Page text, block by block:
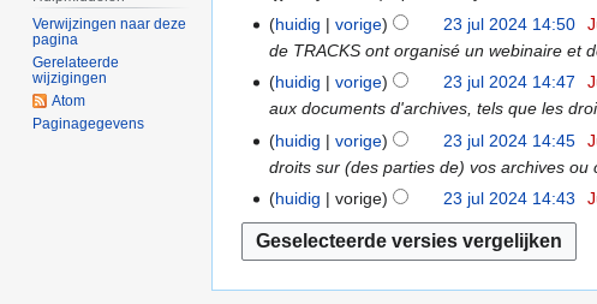
w
e
r
k
n
s
s
a
m
e
w
e
r
k
i
g
s
s
a
n
b
e
w
e
r
k
i
n
g
n
e
w
e
r
k
i
n
huidig
vorige 23 jul 2024 14:50
de TRACKS ont organisé un webinaire et
huidig
vorige 23 jul 2024 14:47
aux documents d'archives, tels que les
huidig
vorige 23 jul 2024 14:45
droits sur (des parties de) vos archives
huidig
vorige 23 jul 2024 14:43
Verwijzingen naar deze
pagina
Gerelateerde
wijzigingen
Atom
Paginagegevens